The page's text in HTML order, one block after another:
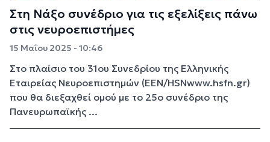
Στη Νάξο συνέδριο για τις εξελίξεις πάνω
στις νευροεπιστήμες
15 Μαΐου 2025 - 10:46
Στο πλαίσιο του 31ου Συνεδρίου της Ελληνικής
Εταιρείας Νευροεπιστημών (ΕΕΝ/HSNwww.hsfn.gr)
που θα διεξαχθεί ομού με το 25ο συνέδριο της
Πανευρωπαϊκής ...